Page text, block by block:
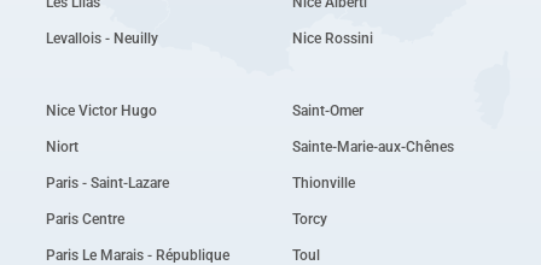
Levallois - Neuilly Nice Rossini
Nice Victor Hugo
Niort
Paris - Saint-Lazare
Paris Centre
Paris Le Marais - République
Saint-Omer
Sainte-Marie-aux-Chênes
Thionville
Torcy
Toul